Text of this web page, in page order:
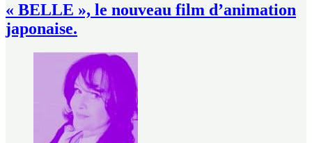
« BELLE », le nouveau film d’animation
japonaise.